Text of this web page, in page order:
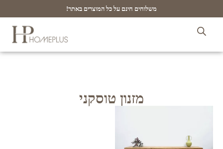
משלוחים חינם על כל המוצרים באתר!
מזנון טוסקני